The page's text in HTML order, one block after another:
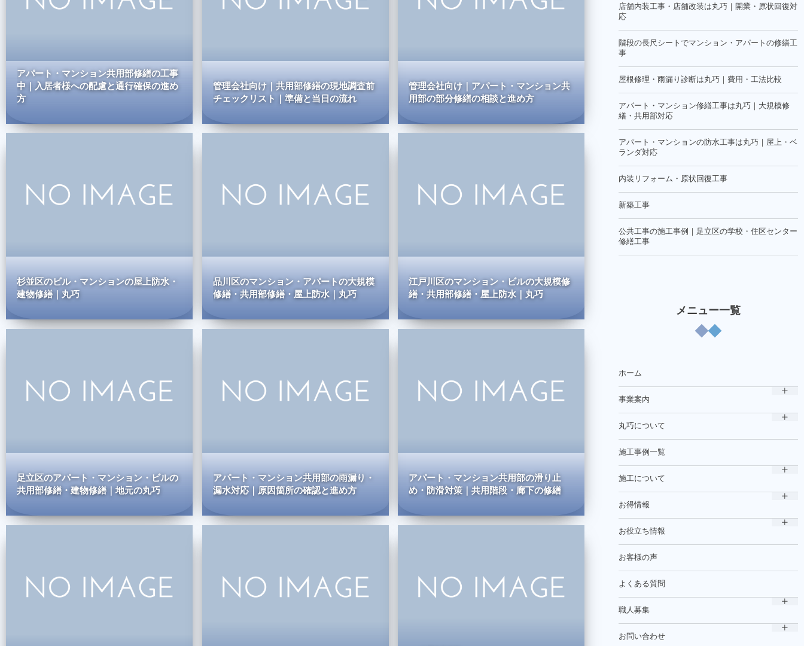
アパート・マンション共用部修繕の工事
中｜入居者様への配慮と通行確保の進め
方
管理会社向け｜共用部修繕の現地調査前
チェックリスト｜準備と当日の流れ
管理会社向け｜アパート・マンション共
用部の部分修繕の相談と進め方
杉並区のビル・マンションの屋上防水・
建物修繕｜丸巧
品川区のマンション・アパートの大規模
修繕・共用部修繕・屋上防水｜丸巧
江戸川区のマンション・ビルの大規模修
繕・共用部修繕・屋上防水｜丸巧
足立区のアパート・マンション・ビルの
共用部修繕・建物修繕｜地元の丸巧
アパート・マンション共用部の雨漏り・
漏水対応｜原因箇所の確認と進め方
アパート・マンション共用部の滑り止
め・防滑対策｜共用階段・廊下の修繕
店舗内装工事・店舗改装は丸巧｜開業・原状回復対
応
階段の長尺シートでマンション・アパートの修繕工
事
屋根修理・雨漏り診断は丸巧｜費用・工法比較
アパート・マンション修繕工事は丸巧｜大規模修
繕・共用部対応
アパート・マンションの防水工事は丸巧｜屋上・ベ
ランダ対応
内装リフォーム・原状回復工事
新築工事
公共工事の施工事例｜足立区の学校・住区センター
修繕工事
メニュー一覧
ホーム
事業案内
丸巧について
施工事例一覧
施工について
お得情報
お役立ち情報
お客様の声
よくある質問
職人募集
お問い合わせ